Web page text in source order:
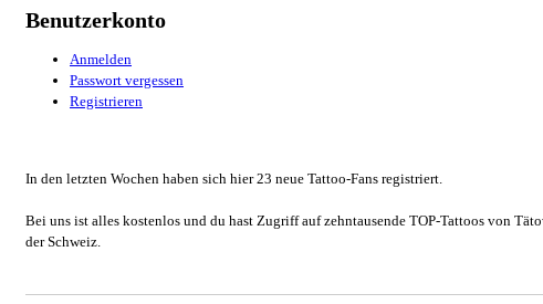
Benutzerkonto
Anmelden
Passwort vergessen
Registrieren
In den letzten Wochen haben sich hier 23 neue Tattoo-Fans registriert.
Bei uns ist alles kostenlos und du hast Zugriff auf zehntausende TOP-Tattoos von
der Schweiz.